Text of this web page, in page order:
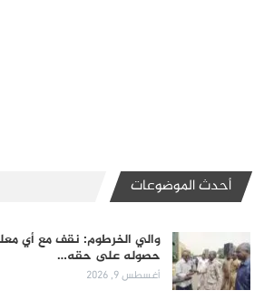
أحدث الموضوعات
والي الخرطوم: نقف مع أي
حصوله على حقه…
أغسطس 9, 2026